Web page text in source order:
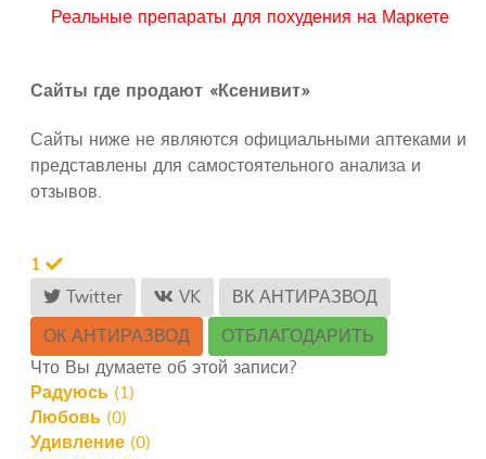
Реальные препараты для похудения на Маркете
Сайты где продают «Ксенивит»
Сайты ниже не являются официальными аптеками и
представлены для самостоятельного анализа и
отзывов.
1
Twitter
VK
ВК АНТИРАЗВОД
ОК АНТИРАЗВОД
ОТБЛАГОДАРИТЬ
Что Вы думаете об этой записи?
Радуюсь (1)
Любовь (0)
Удивление (0)